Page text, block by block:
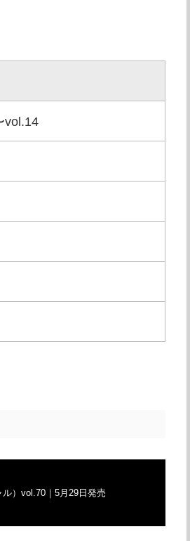
vol.14
ル）vol.70｜5月29日発売